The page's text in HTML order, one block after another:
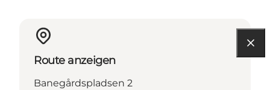
Route anzeigen
Banegårdspladsen 2